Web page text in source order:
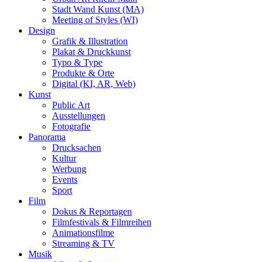
Stadt Wand Kunst (MA)
Meeting of Styles (WI)
Design
Grafik & Illustration
Plakat & Druckkunst
Typo & Type
Produkte & Orte
Digital (KI, AR, Web)
Kunst
Public Art
Ausstellungen
Fotografie
Panorama
Drucksachen
Kultur
Werbung
Events
Sport
Film
Dokus & Reportagen
Filmfestivals & Filmreihen
Animationsfilme
Streaming & TV
Musik